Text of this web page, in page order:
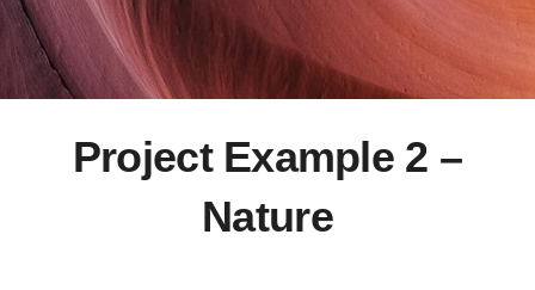
Project Example 2 –
Nature